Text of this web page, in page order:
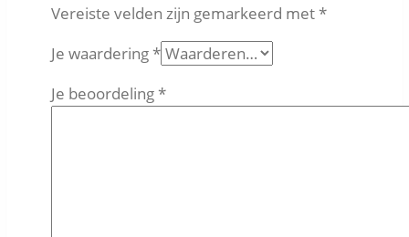
Vereiste velden zijn gemarkeerd met*
Je waardering*
Je beoordeling*